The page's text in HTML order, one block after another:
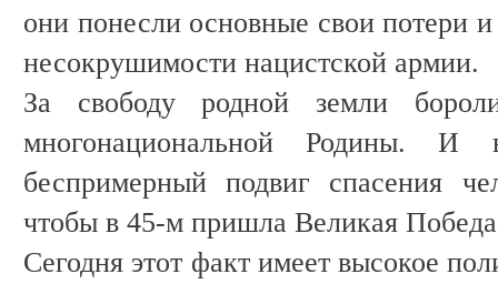
они понесли основные свои потери
несокрушимости нацистской армии.
За свободу родной земли
многонациональной Родины. И
беспримерный подвиг спасения
чтобы в 45-м пришла Великая
Сегодня этот факт имеет высокое